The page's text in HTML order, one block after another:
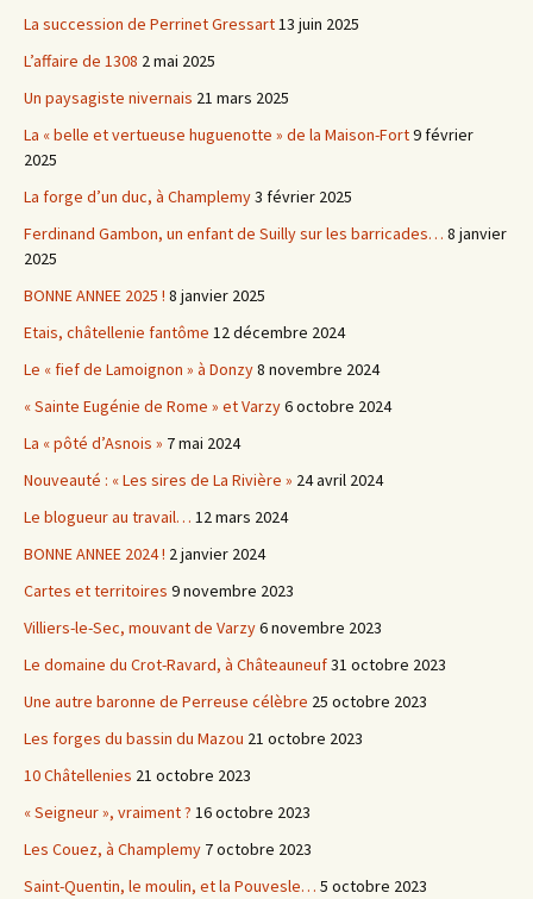
La succession de Perrinet Gressart13 juin 2025
L’affaire de 1308 2 mai 2025
Un paysagiste nivernais 21 mars 2025
La « belle et vertueuse huguenotte » de la Maison-Fort9 février
2025
La forge d’un duc, à Champlemy3 février 2025
Ferdinand Gambon, un enfant de Suilly sur les barricades… 8 janvier
2025
BONNE ANNEE 2025 ! 8 janvier 2025
Etais, châtellenie fantôme 12 décembre 2024
Le « fief de Lamoignon » à Donzy8 novembre 2024
« Sainte Eugénie de Rome » et Varzy6 octobre 2024
La « pôté d’Asnois » 7 mai 2024
Nouveauté : « Les sires de La Rivière » 24 avril 2024
Le blogueur au travail… 12 mars 2024
BONNE ANNEE 2024 ! 2 janvier 2024
Cartes et territoires 9 novembre 2023
Villiers-le-Sec, mouvant de Varzy6 novembre 2023
Le domaine du Crot-Ravard, à Châteauneuf31 octobre 2023
Une autre baronne de Perreuse célèbre 25 octobre 2023
Les forges du bassin du Mazou 21 octobre 2023
10 Châtellenies 21 octobre 2023
« Seigneur », vraiment ? 16 octobre 2023
Les Couez, à Champlemy 7 octobre 2023
Saint-Quentin, le moulin, et la Pouvesle… 5 octobre 2023